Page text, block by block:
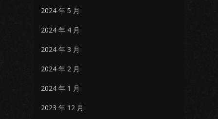
2024 年 5 月
2024 年 4 月
2024 年 3 月
2024 年 2 月
2024 年 1 月
2023 年 12 月